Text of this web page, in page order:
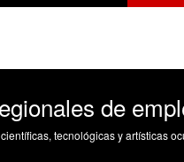
de
tecnológicas y artísticas